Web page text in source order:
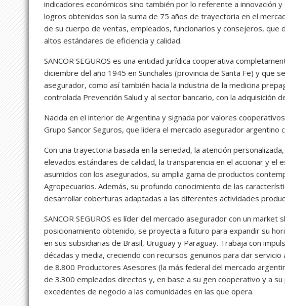
indicadores económicos sino también por lo referente a innovación
logros obtenidos son la suma de 75 años de trayectoria en el
de su cuerpo de ventas, empleados, funcionarios y consejeros, que
altos estándares de eficiencia y calidad.
SANCOR SEGUROS es una entidad jurídica cooperativa
diciembre del año 1945 en Sunchales (provincia de Santa Fe) y que
asegurador, como así también hacia la industria de la medicina
controlada Prevención Salud y al sector bancario, con la adquisición
Nacida en el interior de Argentina y signada por valores
Grupo Sancor Seguros, que lidera el mercado asegurador argentino
Con una trayectoria basada en la seriedad, la atención
elevados estándares de calidad, la transparencia en el accionar y el
asumidos con los asegurados, su amplia gama de productos
Agropecuarios. Además, su profundo conocimiento de las
desarrollar coberturas adaptadas a las diferentes actividades
SANCOR SEGUROS es líder del mercado asegurador con un market
posicionamiento obtenido, se proyecta a futuro para expandir su
en sus subsidiarias de Brasil, Uruguay y Paraguay. Trabaja con
décadas y media, creciendo con recursos genuinos para dar
de 8.800 Productores Asesores (la más federal del mercado
de 3.300 empleados directos y, en base a su gen cooperativo y a
excedentes de negocio a las comunidades en las que opera.